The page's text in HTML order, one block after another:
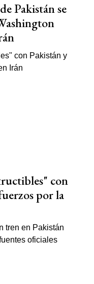
Pakistán se
con
por la